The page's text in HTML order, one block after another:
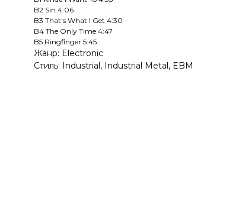
B2 Sin 4:06
B3 That's What I Get 4:30
B4 The Only Time 4:47
B5 Ringfinger 5:45
Жанр: Electronic
Стиль: Industrial, Industrial Metal, EBM